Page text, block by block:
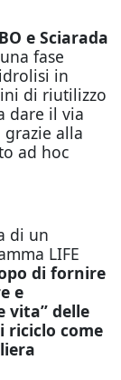
e Sciarada
fase
in
di riutilizzo
dare il via
alla
ad hoc
di un
LIFE
di fornire
e
vita” delle
riciclo come